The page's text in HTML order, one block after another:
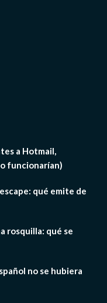
a Hotmail,
funcionarían)
qué emite de
rosquilla: qué se
no se hubiera